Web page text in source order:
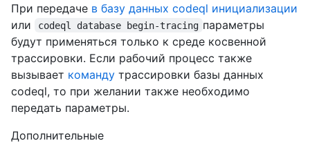
При передаче в базу данных codeql инициализации
или
codeql database begin-tracing параметры
будут применяться только к среде косвенной
трассировки. Если рабочий процесс также
вызывает команду трассировки базы данных
codeql, то при желании также необходимо
передать параметры.
Дополнительные